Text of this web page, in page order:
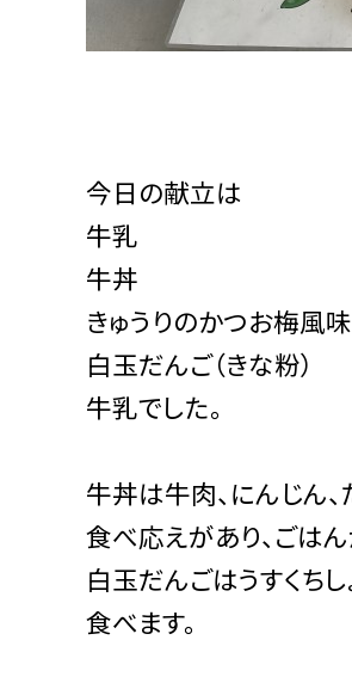
今日の献立は
牛乳
牛丼
きゅうりのかつお梅風味
白玉だんご（きな粉）
牛乳でした。
牛丼は牛肉、にんじん、
食べ応えがあり、ごは
白玉だんごはうすくち
食べます。